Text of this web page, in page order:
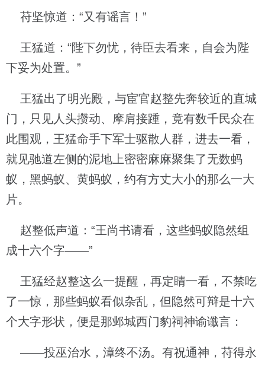
苻坚惊道：“又有谣言！”
王猛道：“陛下勿忧，待臣去看来，自会为陛
下妥为处置。”
王猛出了明光殿，与宦官赵整先奔较近的直城
门，只见人头攒动、摩肩接踵，竟有数千民众在
此围观，王猛命手下军士驱散人群，进去一看，
就见驰道左侧的泥地上密密麻麻聚集了无数蚂
蚁，黑蚂蚁、黄蚂蚁，约有方丈大小的那么一大
片。
赵整低声道：“王尚书请看，这些蚂蚁隐然组
成十六个字——”
王猛经赵整这么一提醒，再定睛一看，不禁吃
了一惊，那些蚂蚁看似杂乱，但隐然可辩是十六
个大字形状，便是那邺城西门豹祠神谕谶言：
——投巫治水，漳终不汤。有祝通神，苻得永